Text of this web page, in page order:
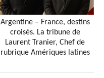
Argentine – France, destins
croisés. La tribune de
Laurent Tranier, Chef de
rubrique Amériques latines